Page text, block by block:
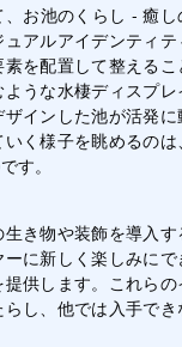
お池のくらし - 癒
アルアイデンティテ
を配置して整える
うな水棲ディスプ
インした池が活発
く様子を眺めるの
す。
き物や装飾を導入
に新しく楽しみに
供します。これら
し、他では入手で